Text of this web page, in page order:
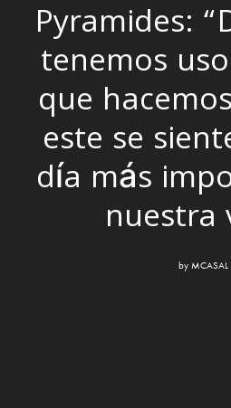
Pyramides:
tenemos
que
este se
día más
nuestra
by MCASAL